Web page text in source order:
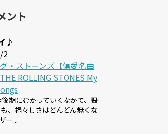
ント
♪
2
・ストーンズ【偏愛名曲
ROLLING STONES My
期にむかっていくなかで、猥
、禍々しさはどんどん無くな
ー...